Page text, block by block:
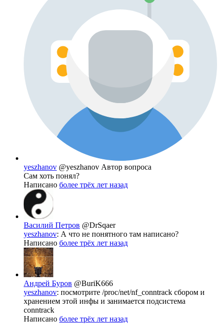
yeszhanov @yeszhanov Автор вопроса
Сам хоть понял?
Написано более трёх лет назад
Василий Петров @DrSqaer
yeszhanov: А что не понятного там написано?
Написано более трёх лет назад
Андрей Буров @BuriK666
yeszhanov: посмотрите /proc/net/nf_conntrack сбором и
хранением этой инфы и занимается подсистема
conntrack
Написано более трёх лет назад